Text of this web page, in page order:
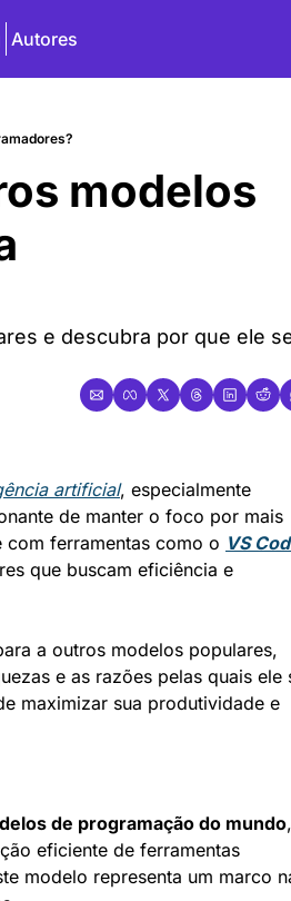
Autores
modelos
e descubra por que ele
artificial, especialmente
de manter o foco por mais
ferramentas como o VS
que buscam eficiência e
a outros modelos populares,
e as razões pelas quais ele
maximizar sua produtividade e
de programação do mundo,
eficiente de ferramentas
modelo representa um marco